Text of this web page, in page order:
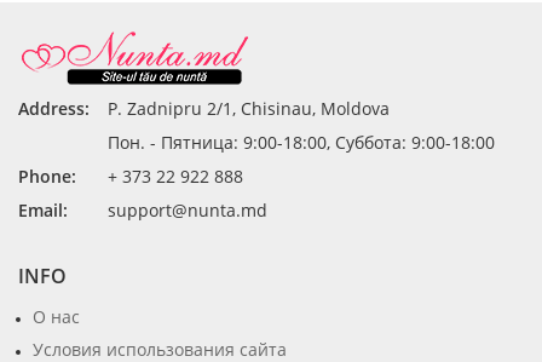
Address:
P. Zadnipru 2/1, Chisinau, Moldova
Пон. - Пятница: 9:00-18:00, Суббота: 9:00-18:00
Phone:
+ 373 22 922 888
Email:
support@nunta.md
INFO
О нас
Условия использования сайта